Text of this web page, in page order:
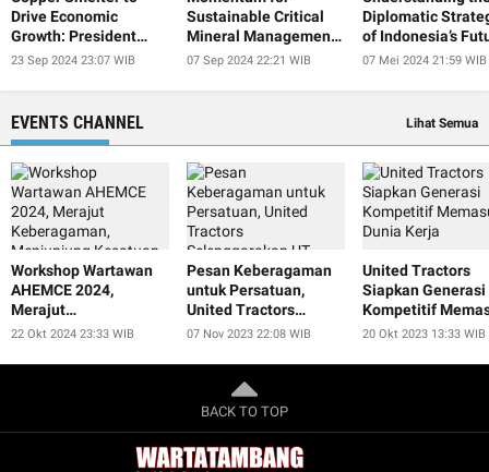
Drive Economic
Growth: President
Jokowi
23 Sep 2024 23:07 WIB
Sustainable Critical
Mineral Management
at IISF 2024
07 Sep 2024 22:21 WIB
Diplomatic
of Indonesia’s
President
07 Mei 2024 21:59 WIB
EVENTS CHANNEL Lihat Semua
Workshop Wartawan
AHEMCE 2024,
Merajut
Keberagaman,
dan Menjaga
22 Okt 2024 23:33 WIB
Pesan Keberagaman
untuk Persatuan,
United Tractors
Selenggarakan UT
2023
07 Nov 2023 22:08 WIB
United Tractors
Siapkan Generasi
Kompetitif
Dunia Kerja
20 Okt 2023 13:33 WIB
BACK TO TOP